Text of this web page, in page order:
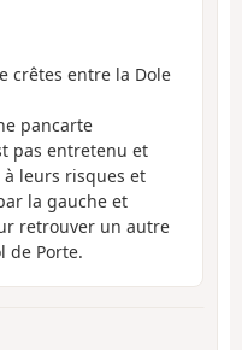
crêtes entre la Dole
pancarte
pas entretenu et
leurs risques et
la gauche et
retrouver un autre
de Porte.